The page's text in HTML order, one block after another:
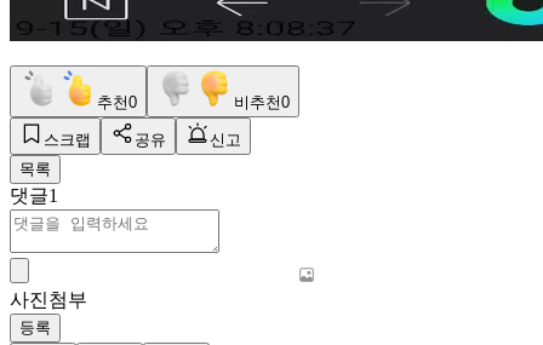
추천0 비추천0
스크랩 공유
신고
목록
댓글1
사진첨부
등록